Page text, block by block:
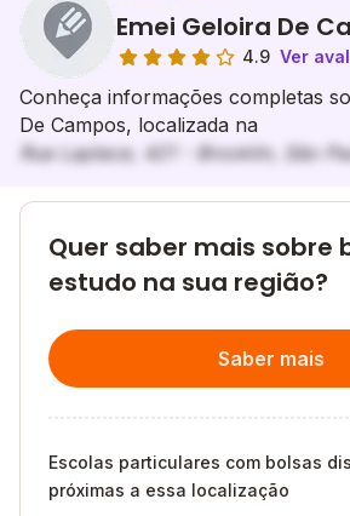
Emei Geloira De
4.9 Ver
Conheça informações completas
De Campos, localizada na
Rua Laplace, 421 - Brooklin, São
Quer saber mais sobre
estudo na sua região?
Saber mais
Escolas particulares com bolsas
próximas a essa localização